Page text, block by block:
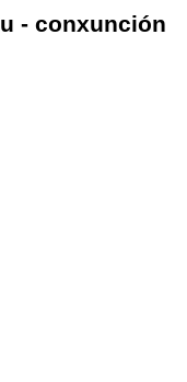
u - conxunción